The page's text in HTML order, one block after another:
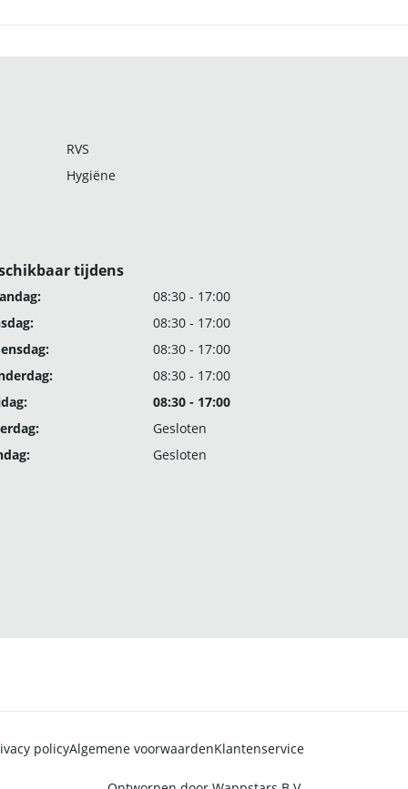
RVS
Hygiëne
tijdens
08:30 - 17:00
08:30 - 17:00
08:30 - 17:00
08:30 - 17:00
08:30 - 17:00
Gesloten
Gesloten
policyAlgemene voorwaardenKlantenservice